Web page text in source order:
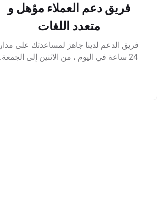
فريق دعم العملاء مؤهل و
متعدد اللغات
فريق الدعم لدينا جاهز لمساعدتك على مدار
24 ساعة في اليوم ، من الاثنين إلى الجمعة.